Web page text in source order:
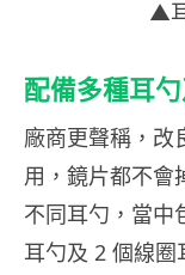
▲
配備多種耳
廠商更聲稱，改
用，鏡片都不會
不同耳勺，當中
耳勺及 2 個線